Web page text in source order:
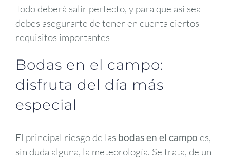
Todo deberá salir perfecto, y para que así sea
debes asegurarte de tener en cuenta ciertos
requisitos importantes
Bodas en el campo:
disfruta del día más
especial
El principal riesgo de las bodas en el campo es,
sin duda alguna, la meteorología. Se trata, de un